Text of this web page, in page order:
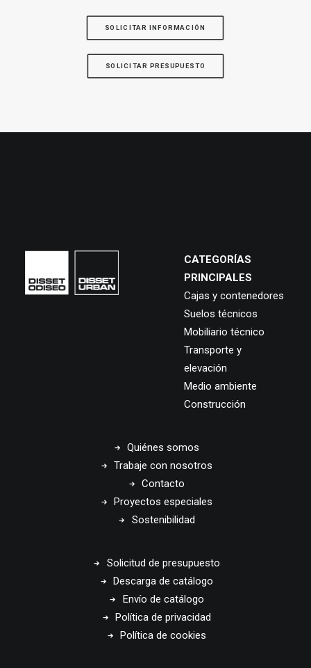
SOLICITAR INFORMACIÓN
SOLICITAR PRESUPUESTO
CATEGORÍAS
PRINCIPALES
Cajas y contenedores
Suelos técnicos
Mobiliario técnico
Transporte y
elevación
Medio ambiente
Construcción
Quiénes somos
Trabaje con nosotros
Contacto
Proyectos especiales
Sostenibilidad
Solicitud de presupuesto
Descarga de catálogo
Envío de catálogo
Política de privacidad
Política de cookies